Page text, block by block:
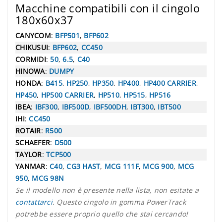
Macchine compatibili con il cingolo
180x60x37
CANYCOM: BFP501, BFP602
CHIKUSUI: BFP602, CC450
CORMIDI:50,6.5, C40
HINOWA: DUMPY
HONDA: B415, HP250, HP350, HP400, HP400 CARRIER,
HP450, HP500 CARRIER, HP510, HP515, HP516
IBEA: IBF300, IBF500D, IBF500DH, IBT300, IBT500
IHI:CC450
ROTAIR: R500
SCHAEFER: D500
TAYLOR: TCP500
YANMAR: C40,CG3 HAST, MCG 111F, MCG 900, MCG
950, MCG 98N
Se il modello non è presente nella lista, non esitate a
contattarci. Questo cingolo in gomma PowerTrack
potrebbe essere proprio quello che stai cercando!